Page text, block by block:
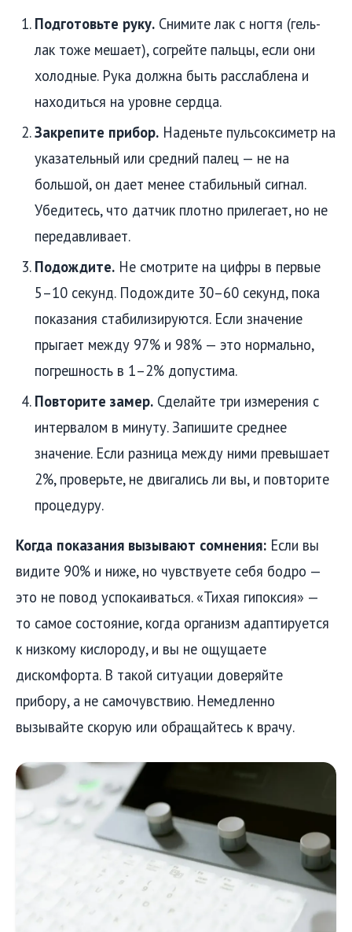
Подготовьте руку. Снимите лак с ногтя (гель-
лак тоже мешает), согрейте пальцы, если они
холодные. Рука должна быть расслаблена и
находиться на уровне сердца.
Закрепите прибор. Наденьте пульсоксиметр на
указательный или средний палец — не на
большой, он дает менее стабильный сигнал.
Убедитесь, что датчик плотно прилегает, но не
передавливает.
Подождите. Не смотрите на цифры в первые
5–10 секунд. Подождите 30–60 секунд, пока
показания стабилизируются. Если значение
прыгает между 97% и 98% — это нормально,
погрешность в 1–2% допустима.
Повторите замер. Сделайте три измерения с
интервалом в минуту. Запишите среднее
значение. Если разница между ними превышает
2%, проверьте, не двигались ли вы, и повторите
процедуру.
Когда показания вызывают сомнения: Если вы
видите 90% и ниже, но чувствуете себя бодро —
это не повод успокаиваться. «Тихая гипоксия» —
то самое состояние, когда организм адаптируется
к низкому кислороду, и вы не ощущаете
дискомфорта. В такой ситуации доверяйте
прибору, а не самочувствию. Немедленно
вызывайте скорую или обращайтесь к врачу.